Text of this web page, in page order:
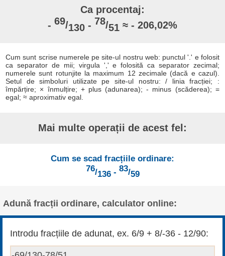
Ca procentaj:
- 69/130 - 78/51 ≈ - 206,02%
Cum sunt scrise numerele pe site-ul nostru web: punctul '.' e folosit
ca separator de mii; virgula ',' e folosită ca separator zecimal;
numerele sunt rotunjite la maximum 12 zecimale (dacă e cazul).
Setul de simboluri utilizate pe site-ul nostru: / linia fracției; :
împărțire; × înmulțire; + plus (adunarea); - minus (scăderea); =
egal; ≈ aproximativ egal.
Mai multe operații de acest fel:
Cum se scad fracțiile ordinare:
76/136- 83/59
Adună fracții ordinare, calculator online:
Introdu fracțiile de adunat, ex. 6/9 + 8/-36 - 12/90: